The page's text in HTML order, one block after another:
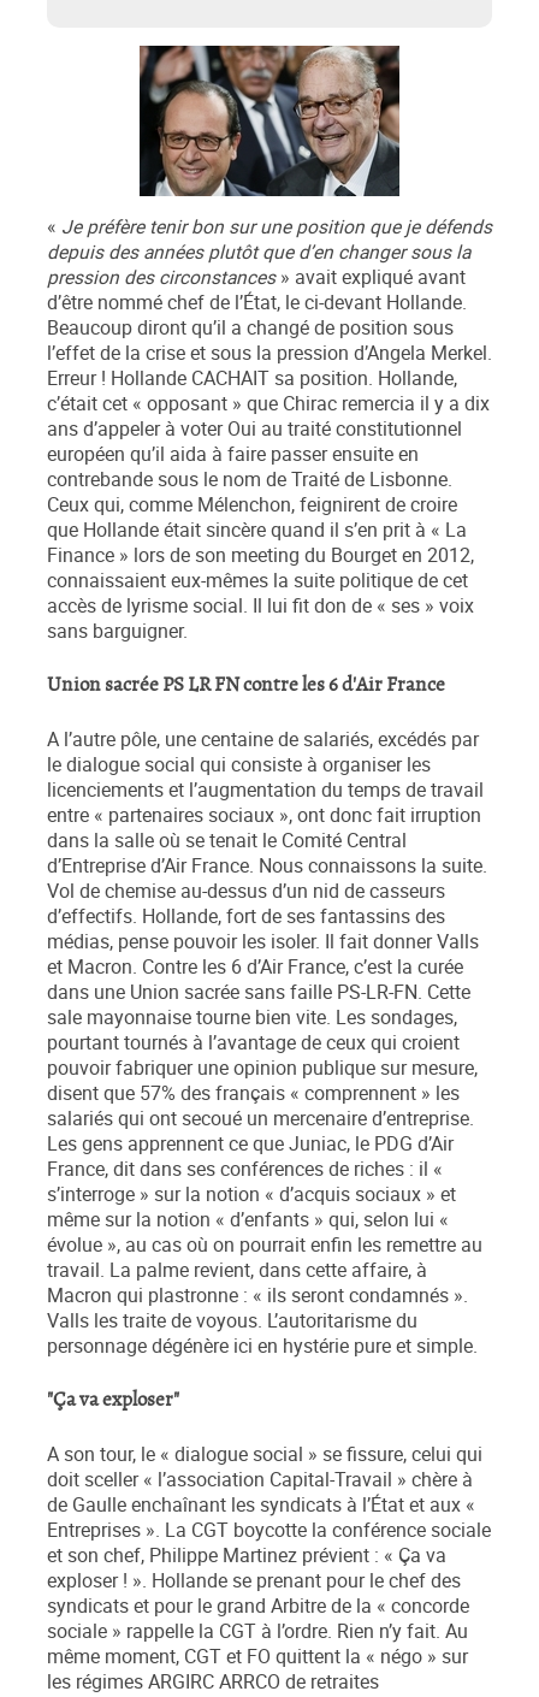
« Je préfère tenir bon sur une position que je défends
depuis des années plutôt que d’en changer sous la
pression des circonstances» avait expliqué avant
d’être nommé chef de l’État, le ci-devant Hollande.
Beaucoup diront qu’il a changé de position sous
l’effet de la crise et sous la pression d’Angela Merkel.
Erreur ! Hollande CACHAIT sa position. Hollande,
c’était cet « opposant » que Chirac remercia il y a dix
ans d’appeler à voter Oui au traité constitutionnel
européen qu’il aida à faire passer ensuite en
contrebande sous le nom de Traité de Lisbonne.
Ceux qui, comme Mélenchon, feignirent de croire
que Hollande était sincère quand il s’en prit à « La
Finance » lors de son meeting du Bourget en 2012,
connaissaient eux-mêmes la suite politique de cet
accès de lyrisme social. Il lui fit don de « ses » voix
sans barguigner.
Union sacrée PS LR FN contre les 6 d'Air France
A l’autre pôle, une centaine de salariés, excédés par
le dialogue social qui consiste à organiser les
licenciements et l’augmentation du temps de travail
entre « partenaires sociaux », ont donc fait irruption
dans la salle où se tenait le Comité Central
d’Entreprise d’Air France. Nous connaissons la suite.
Vol de chemise au-dessus d’un nid de casseurs
d’effectifs. Hollande, fort de ses fantassins des
médias, pense pouvoir les isoler. Il fait donner Valls
et Macron. Contre les 6 d’Air France, c’est la curée
dans une Union sacrée sans faille PS-LR-FN. Cette
sale mayonnaise tourne bien vite. Les sondages,
pourtant tournés à l’avantage de ceux qui croient
pouvoir fabriquer une opinion publique sur mesure,
disent que 57% des français « comprennent » les
salariés qui ont secoué un mercenaire d’entreprise.
Les gens apprennent ce que Juniac, le PDG d’Air
France, dit dans ses conférences de riches : il «
s’interroge » sur la notion « d’acquis sociaux » et
même sur la notion « d’enfants » qui, selon lui «
évolue », au cas où on pourrait enfin les remettre au
travail. La palme revient, dans cette affaire, à
Macron qui plastronne : « ils seront condamnés ».
Valls les traite de voyous. L’autoritarisme du
personnage dégénère ici en hystérie pure et simple.
"Ça va exploser"
A son tour, le « dialogue social » se fissure, celui qui
doit sceller « l’association Capital-Travail » chère à
de Gaulle enchaînant les syndicats à l’État et aux «
Entreprises ». La CGT boycotte la conférence sociale
et son chef, Philippe Martinez prévient : « Ça va
exploser ! ». Hollande se prenant pour le chef des
syndicats et pour le grand Arbitre de la « concorde
sociale » rappelle la CGT à l’ordre. Rien n’y fait. Au
même moment, CGT et FO quittent la « négo » sur
les régimes ARGIRC ARRCO de retraites